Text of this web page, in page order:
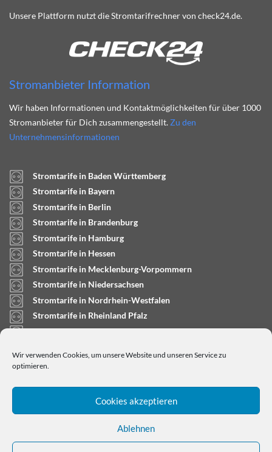
Wir verwenden Cookies, um unsere Website und unseren Service zu
optimieren.
Cookies akzeptieren
Ablehnen
Unsere Plattform nutzt die Stromtarifrechner von check24.de.
Stromanbieter Information
Wir haben Informationen und Kontaktmöglichkeiten für über 1000
Stromanbieter für Dich zusammengestellt. Zu den
Unternehmensinformationen
Stromtarife in Baden Württemberg
Stromtarife in Bayern
Stromtarife in Berlin
Stromtarife in Brandenburg
Stromtarife in Hamburg
Stromtarife in Hessen
Stromtarife in Mecklenburg-Vorpommern
Stromtarife in Niedersachsen
Stromtarife in Nordrhein-Westfalen
Stromtarife in Rheinland Pfalz
Stromtarife in Saarland
Stromtarife in Schleswig-Holstein